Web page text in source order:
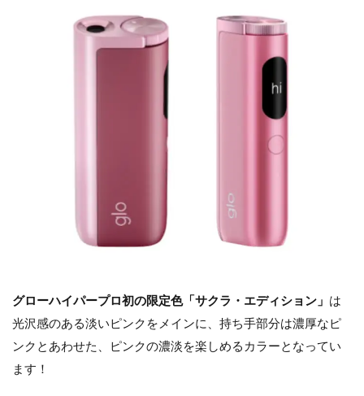
グローハイパープロ初の限定色「サクラ・エディション」 は
光沢感のある淡いピンクをメインに、持ち手部分は濃厚なピ
ンクとあわせた、ピンクの濃淡を楽しめるカラーとなってい
ます！